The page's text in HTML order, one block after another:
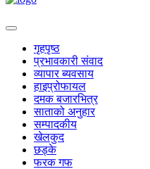
गृहपृष्ठ
प्रभावकारी संवाद
व्यापार ब्यवसाय
हाइप्रोफायल
दमक बजारभित्र
साताको अनुहार
सम्पादकीय
खेलकुद
छड्के
फरक गफ